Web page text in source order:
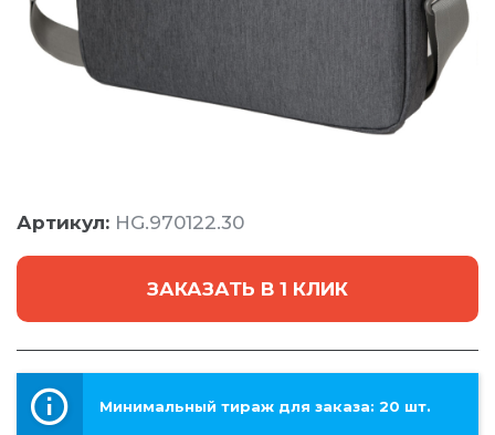
Артикул: HG.970122.30
ЗАКАЗАТЬ В 1 КЛИК
Минимальный тираж для заказа: 20 шт.